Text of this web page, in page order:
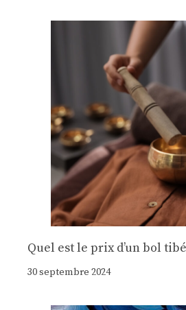
Quel est le prix d’un bol
30 septembre 2024